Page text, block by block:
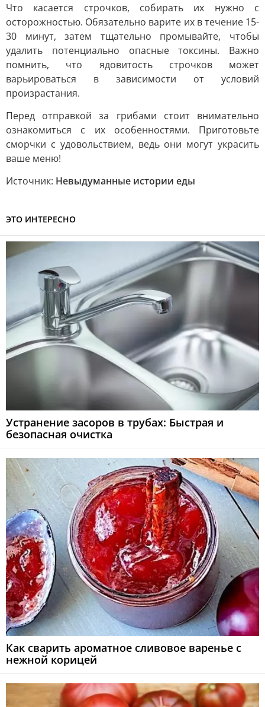
Что касается строчков, собирать их нужно с
осторожностью. Обязательно варите их в течение 15-
30 минут, затем тщательно промывайте, чтобы
удалить потенциально опасные токсины. Важно
помнить, что ядовитость строчков может
варьироваться в зависимости от условий
произрастания.
Перед отправкой за грибами стоит внимательно
ознакомиться с их особенностями. Приготовьте
сморчки с удовольствием, ведь они могут украсить
ваше меню!
Источник: Невыдуманные истории еды
ЭТО ИНТЕРЕСНО
Устранение засоров в трубах: Быстрая и
безопасная очистка
Как сварить ароматное сливовое варенье с
нежной корицей